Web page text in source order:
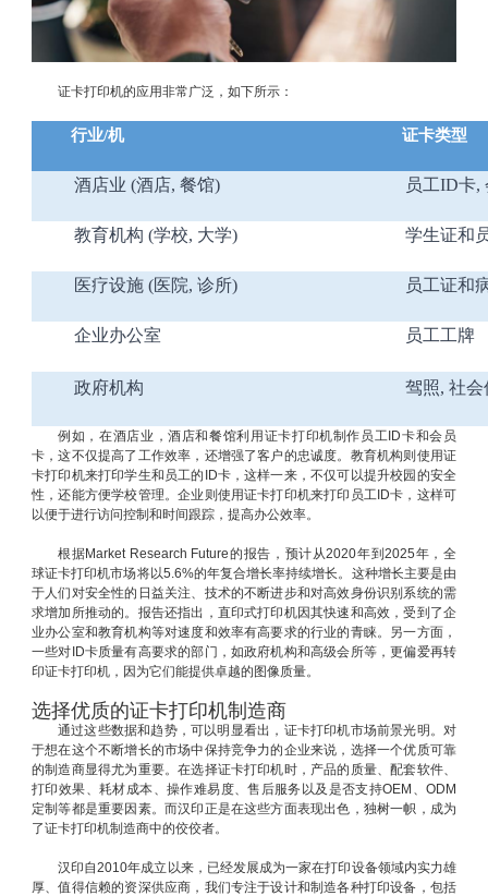
证卡打印机的应用非常广泛，如下所示：
行业/机 证卡类型
酒店业 (酒店, 餐馆) 员工ID卡,
教育机构 (学校, 大学) 学生证和
医疗设施 (医院, 诊所) 员工证和
企业办公室 员工工牌
政府机构 驾照, 社
例如，在酒店业，酒店和餐馆利用证卡打印机制作员工ID卡和会员
卡，这不仅提高了工作效率，还增强了客户的忠诚度。教育机构则使用证
卡打印机来打印学生和员工的ID卡，这样一来，不仅可以提升校园的安全
性，还能方便学校管理。企业则使用证卡打印机来打印员工ID卡，这样可
以便于进行访问控制和时间跟踪，提高办公效率。
根据Market Research Future的报告，预计从2020年到2025年，全
球证卡打印机市场将以5.6%的年复合增长率持续增长。这种增长主要是由
于人们对安全性的日益关注、技术的不断进步和对高效身份识别系统的需
求增加所推动的。报告还指出，直印式打印机因其快速和高效，受到了企
业办公室和教育机构等对速度和效率有高要求的行业的青睐。另一方面，
一些对ID卡质量有高要求的部门，如政府机构和高级会所等，更偏爱再转
印证卡打印机，因为它们能提供卓越的图像质量。
选择优质的证卡打印机制造商
通过这些数据和趋势，可以明显看出，证卡打印机市场前景光明。对
于想在这个不断增长的市场中保持竞争力的企业来说，选择一个优质可靠
的制造商显得尤为重要。在选择证卡打印机时，产品的质量、配套软件、
打印效果、耗材成本、操作难易度、售后服务以及是否支持OEM、ODM
定制等都是重要因素。而汉印正是在这些方面表现出色，独树一帜，成为
了证卡打印机制造商中的佼佼者。
汉印自2010年成立以来，已经发展成为一家在打印设备领域内实力雄
厚、值得信赖的资深供应商，我们专注于设计和制造各种打印设备，包括